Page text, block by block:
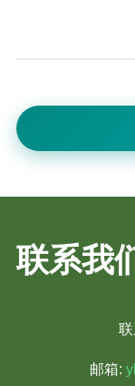
联系我
邮箱: